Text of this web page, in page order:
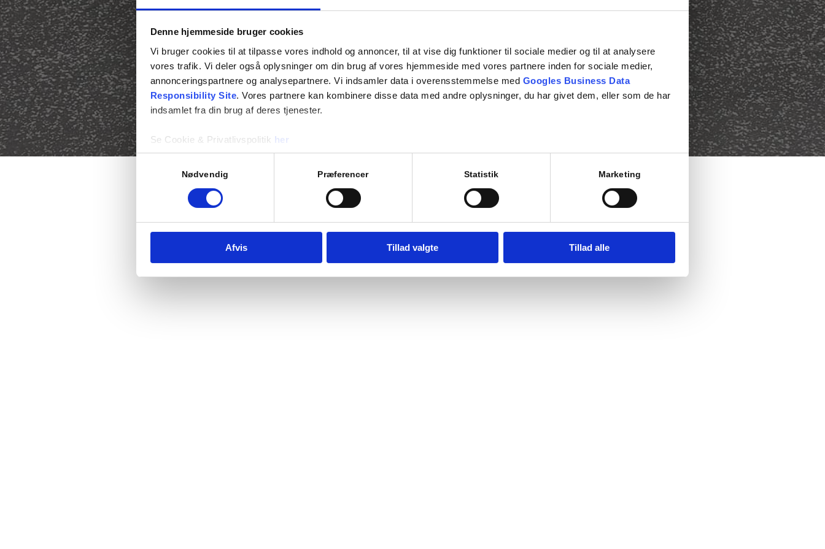
Denne hjemmeside bruger cookies
Vi bruger cookies til at tilpasse vores indhold og annoncer, til at vise dig funktioner til sociale medier og til at analysere
vores trafik. Vi deler også oplysninger om din brug af vores hjemmeside med vores partnere inden for sociale medier,
annonceringspartnere og analysepartnere. Vi indsamler data i overensstemmelse med Googles Business Data
Responsibility Site. Vores partnere kan kombinere disse data med andre oplysninger, du har givet dem, eller som de har
indsamlet fra din brug af deres tjenester.
Se Cookie & Privatlivspolitik her
Samtykkevalg
Nødvendig Præferencer Statistik Marketing
Afvis Tillad valgte Tillad alle